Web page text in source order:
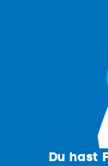
Du hast